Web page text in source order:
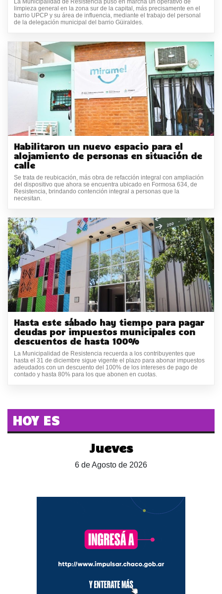
La Municipalidad de Resistencia puso en marcha un operativo de
limpieza general en la zona sur de la capital, más precisamente en el
barrio UPCP y su área de influencia, mediante el trabajo del personal
de la delegación municipal del barrio Güiraldes.
Habilitaron un nuevo espacio para el
alojamiento de personas en situación de
calle
Se trata de reubicación, más obra de refacción integral con ampliación
del dispositivo que ahora se encuentra ubicado en Formosa 634, de
Resistencia, brindando contención integral a personas que la
necesitan.
Hasta este sábado hay tiempo para pagar
deudas por impuestos municipales con
descuentos de hasta 100%
La Municipalidad de Resistencia recuerda a los contribuyentes que
hasta el 31 de diciembre sigue vigente el plazo para abonar impuestos
adeudados con un descuento del 100% de los intereses de pago de
contado y hasta 80% para los que abonen en cuotas.
HOY ES
Jueves
6 de Agosto de 2026